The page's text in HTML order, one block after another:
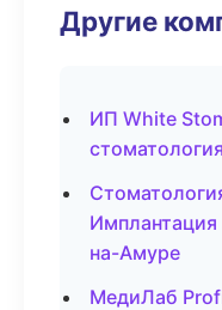
Другие
ИП White
на-Амуре
МедиЛаб